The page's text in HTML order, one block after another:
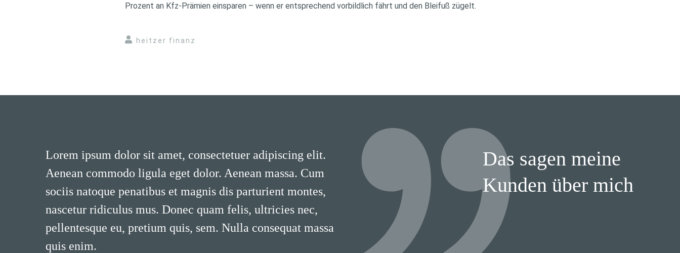
Prozent an Kfz-Prämien einsparen – wenn er entsprechend vorbildlich fährt und den Bleifuß zügelt.
heitzer finanz
Das sagen meine
Kunden über mich
Lorem ipsum dolor sit amet, consectetuer adipiscing elit.
Aenean commodo ligula eget dolor. Aenean massa. Cum
sociis natoque penatibus et magnis dis parturient montes,
nascetur ridiculus mus. Donec quam felis, ultricies nec,
pellentesque eu, pretium quis, sem. Nulla consequat massa
quis enim.